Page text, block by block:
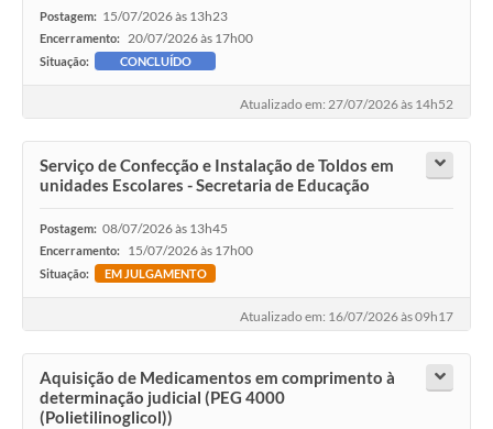
Notícias
Contato
Postagem: 15/07/2026 às 13h23
Encerramento: 20/07/2026 às 17h00
Situação: CONCLUÍDO
Atualizado em: 27/07/2026 às 14h52
Serviço de Confecção e Instalação de Toldos em
unidades Escolares - Secretaria de Educação
Postagem: 08/07/2026 às 13h45
Encerramento: 15/07/2026 às 17h00
Situação: EM JULGAMENTO
Atualizado em: 16/07/2026 às 09h17
Aquisição de Medicamentos em comprimento à
determinação judicial (PEG 4000
(Polietilinoglicol))